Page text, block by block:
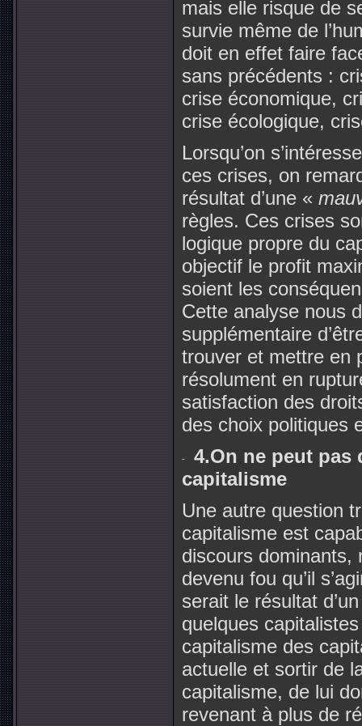
mais elle risque de
survie même de
doit en effet faire
sans précédents :
crise économique,
crise écologique,
Lorsqu’on
ces crises, on
résultat d’une «
règles. Ces crises
logique propre du
objectif le profit
soient les
Cette analyse nous
supplémentaire
trouver et mettre en
résolument en
satisfaction des
des choix politiques
4.On ne peut pas
capitalisme
Une autre question
capitalisme est
discours dominants,
devenu fou qu’il
serait le résultat
quelques
capitalisme des
actuelle et sortir de
capitalisme, de lui
revenant à plus de